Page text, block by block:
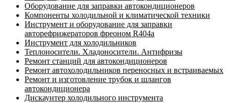
Оборудование для заправки автокондиционеров
Компоненты холодильной и климатической техники
Инструмент и оборудование для заправки
авторефрижераторов фреоном R404a
Инструмент для холодильников
Теплоносители. Хладоносители. Антифризы
Ремонт станций для автокондиционеров
Ремонт автохолодильников переносных и встраиваемых
Ремонт и изготовление трубок и шлангов
автокондиционера
Дискаунтер холодильного инструмента